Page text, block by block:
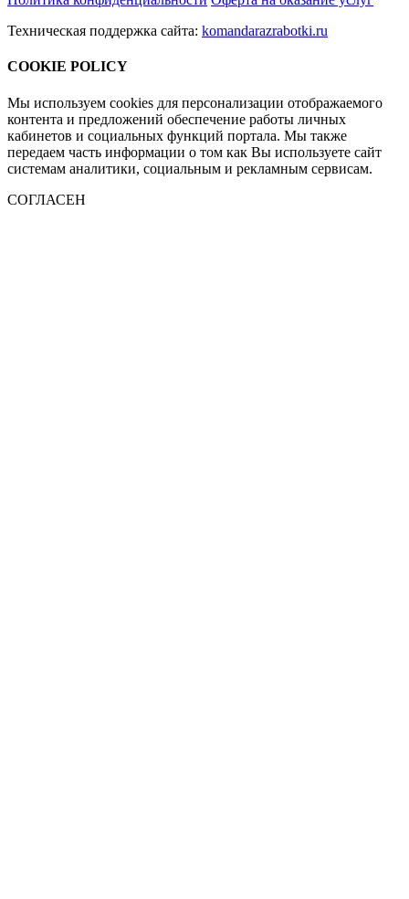
Техническая поддержка сайта: komandarazrabotki.ru
COOKIE POLICY
Мы используем cookies для персонализации отображаемого
контента и предложений обеспечение работы личных
кабинетов и социальных функций портала. Мы также
передаем часть информации о том как Вы используете сайт
системам аналитики, социальным и рекламным сервисам.
СОГЛАСЕН